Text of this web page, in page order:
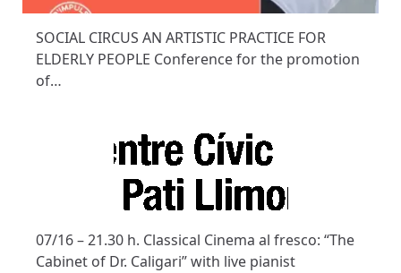
SOCIAL CIRCUS AN ARTISTIC PRACTICE FOR
ELDERLY PEOPLE Conference for the promotion
of…
07/16 – 21.30 h. Classical Cinema al fresco: “The
Cabinet of Dr. Caligari” with live pianist